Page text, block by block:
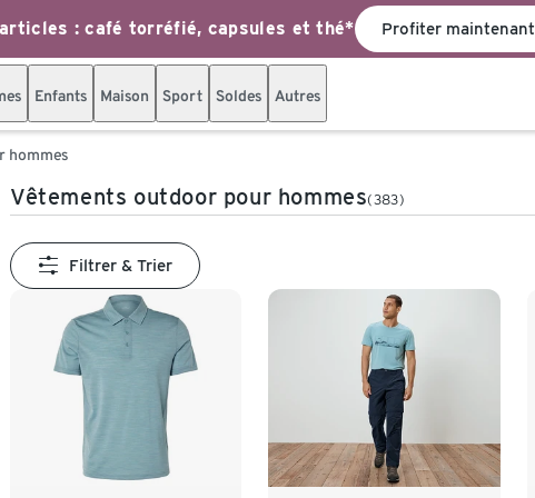
: café torréfié, capsules et thé* Profiter maintenant
Enfants Maison Sport Soldes Autres
hommes
Vêtements outdoor pour hommes(383)
Filtrer & Trier